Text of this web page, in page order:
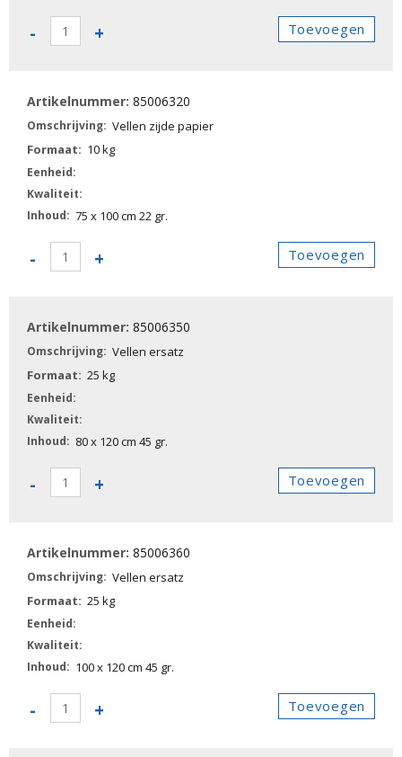
-
85006310
papier
aantal
+ Toevoegen
85006320
Vellen zijde papier
10 kg
75 x 100 cm 22 gr.
-
85006320
papier
aantal
+ Toevoegen
85006350
Vellen ersatz
25 kg
80 x 120 cm 45 gr.
-
85006350
aantal
+ Toevoegen
85006360
Vellen ersatz
25 kg
100 x 120 cm 45 gr.
-
85006360
+ Toevoegen